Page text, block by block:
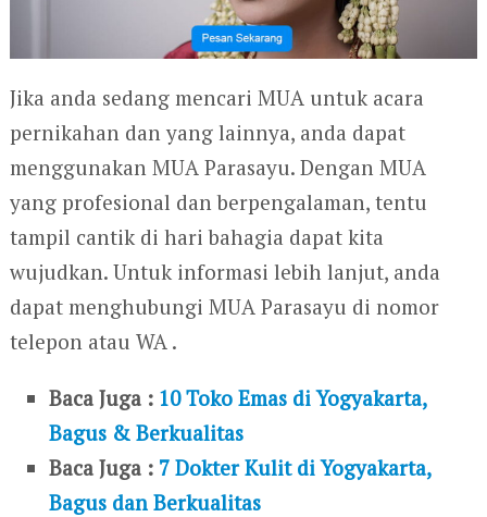
Jika anda sedang mencari MUA untuk acara
pernikahan dan yang lainnya, anda dapat
menggunakan MUA Parasayu. Dengan MUA
yang profesional dan berpengalaman, tentu
tampil cantik di hari bahagia dapat kita
wujudkan. Untuk informasi lebih lanjut, anda
dapat menghubungi MUA Parasayu di nomor
telepon atau WA .
Baca Juga : 10 Toko Emas di Yogyakarta,
Bagus & Berkualitas
Baca Juga : 7 Dokter Kulit di Yogyakarta,
Bagus dan Berkualitas